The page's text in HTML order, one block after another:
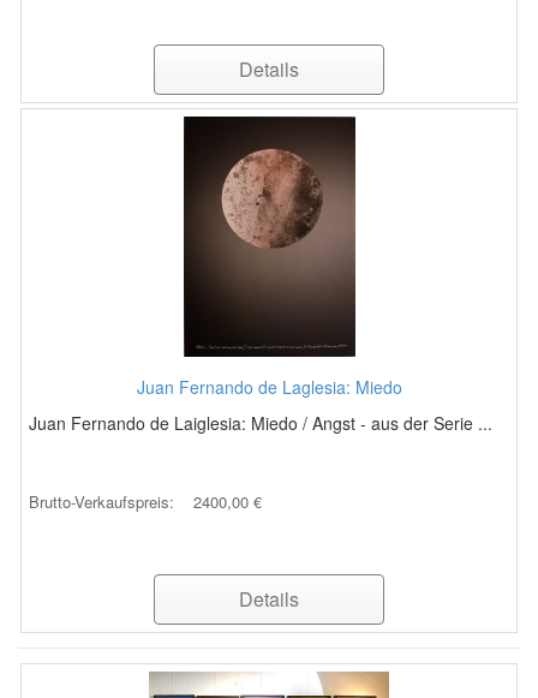
Details
Juan Fernando de Laglesia: Miedo
Juan Fernando de Laiglesia: Miedo / Angst - aus der Serie ...
Brutto-Verkaufspreis: 2400,00 €
Details